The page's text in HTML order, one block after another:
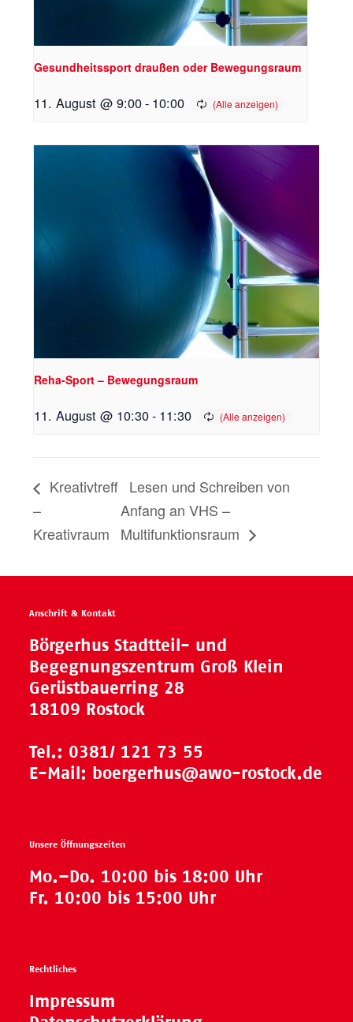
Gesundheitssport draußen oder Bewegungsraum
11. August @ 9:00- 10:00
Reha-Sport – Bewegungsraum
11. August @ 10:30- 11:30
Kreativtreff
–
Kreativraum
Lesen und Schreiben von
Anfang an VHS –
Multifunktionsraum
Anschrift & Kontakt
Börgerhus Stadtteil- und
Begegnungszentrum Groß Klein
Gerüstbauerring 28
18109 Rostock
Tel.: 0381/ 121 73 55
E-Mail: boergerhus@awo-rostock.de
Unsere Öffnungszeiten
Mo.–Do. 10:00 bis 18:00 Uhr
Fr. 10:00 bis 15:00 Uhr
Rechtliches
Impressum